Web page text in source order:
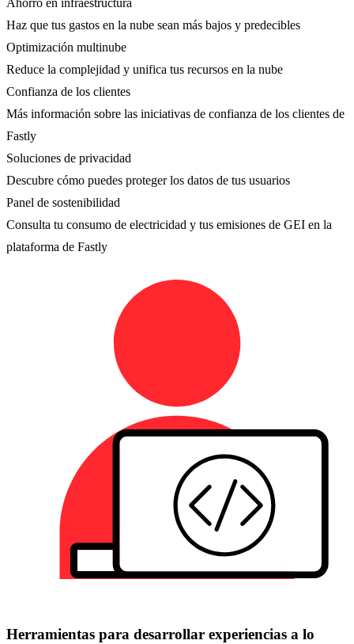
Haz que tus gastos en la nube sean más bajos y predecibles
Optimización multinube
Reduce la complejidad y unifica tus recursos en la nube
Confianza de los clientes
Más información sobre las iniciativas de confianza de los clientes de
Fastly
Soluciones de privacidad
Descubre cómo puedes proteger los datos de tus usuarios
Panel de sostenibilidad
Consulta tu consumo de electricidad y tus emisiones de GEI en la
plataforma de Fastly
Herramientas para desarrollar experiencias a lo